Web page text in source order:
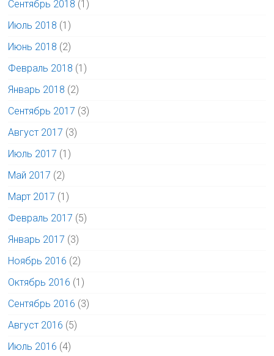
Сентябрь 2018 (1)
Июль 2018 (1)
Июнь 2018 (2)
Февраль 2018 (1)
Январь 2018 (2)
Сентябрь 2017 (3)
Август 2017 (3)
Июль 2017 (1)
Май 2017 (2)
Март 2017 (1)
Февраль 2017 (5)
Январь 2017 (3)
Ноябрь 2016 (2)
Октябрь 2016 (1)
Сентябрь 2016 (3)
Август 2016 (5)
Июль 2016 (4)